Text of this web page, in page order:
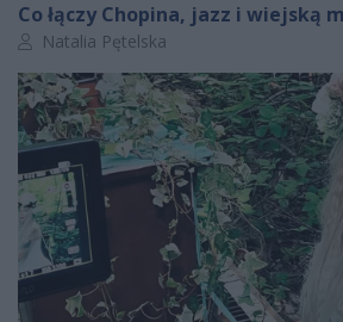
Co łączy Chopina, jazz i wiejską
Autor artykułu:
Natalia Pętelska